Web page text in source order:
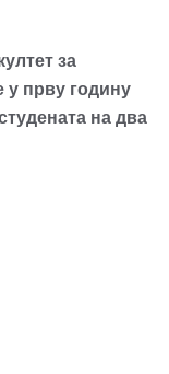
за
у прву годину
на два